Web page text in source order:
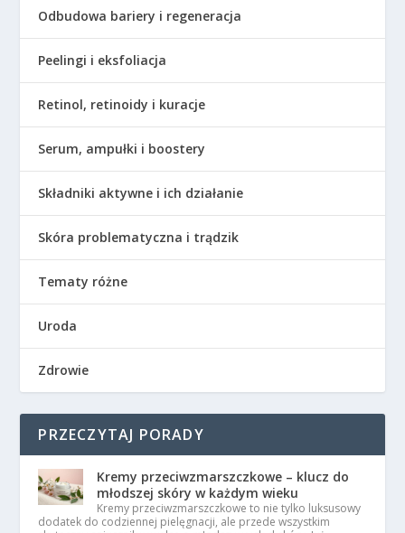
Odbudowa bariery i regeneracja
Peelingi i eksfoliacja
Retinol, retinoidy i kuracje
Serum, ampułki i boostery
Składniki aktywne i ich działanie
Skóra problematyczna i trądzik
Tematy różne
Uroda
Zdrowie
PRZECZYTAJ PORADY
Kremy przeciwzmarszczkowe – klucz do
młodszej skóry w każdym wieku
Kremy przeciwzmarszczkowe to nie tylko luksusowy
dodatek do codziennej pielęgnacji, ale przede wszystkim